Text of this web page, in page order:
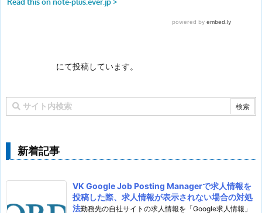
にて投稿しています。
新着記事
VK Google Job Posting Managerで求人情報を
投稿した際、求人情報が表示されない場合の対処
法勤務先の自社サイトの求人情報を「Google求人情報」